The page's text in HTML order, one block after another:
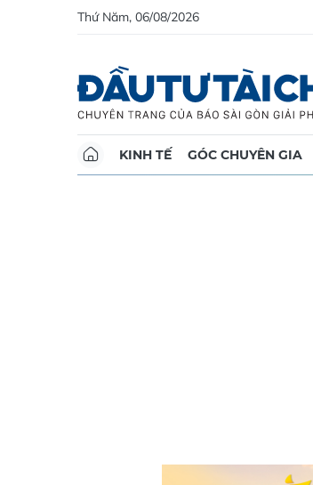
Thứ Năm, 06/08/2026
KINH TẾ GÓC CHUYÊN GIA